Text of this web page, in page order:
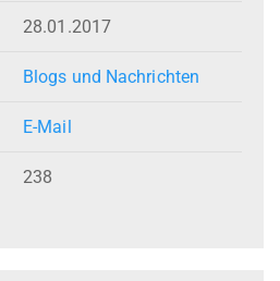
28.01.2017
Blogs und Nachrichten
E-Mail
238